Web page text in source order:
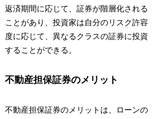
返済期間に応じて、証券が階層化される
ことがあり、投資家は自分のリスク許容
度に応じて、異なるクラスの証券に投資
することができる。
不動産担保証券のメリット
不動産担保証券のメリットは、ローンの